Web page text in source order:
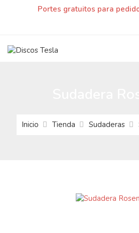
Portes gratuitos para
Inicio Tienda Sudaderas